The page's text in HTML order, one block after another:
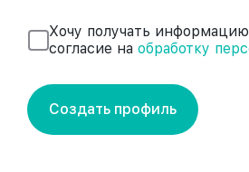
Хочу получать
согласие на обработку
Создать профиль